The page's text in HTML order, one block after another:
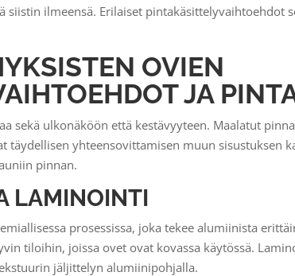
siistin ilmeensä. Erilaiset pintakäsittelyvaihtoehdot
OVIEN
JA
sekä ulkonäköön että kestävyyteen. Maalatut
täydellisen yhteensovittamisen muun sisustuksen
pinnan.
LAMINOINTI
prosessissa, joka tekee alumiinista
tiloihin, joissa ovet ovat kovassa käytössä.
jäljittelyn alumiinipohjalla.